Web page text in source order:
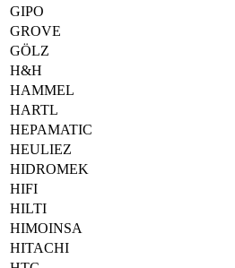
GIPO
GROVE
GÖLZ
H&H
HAMMEL
HARTL
HEPAMATIC
HEULIEZ
HIDROMEK
HIFI
HILTI
HIMOINSA
HITACHI